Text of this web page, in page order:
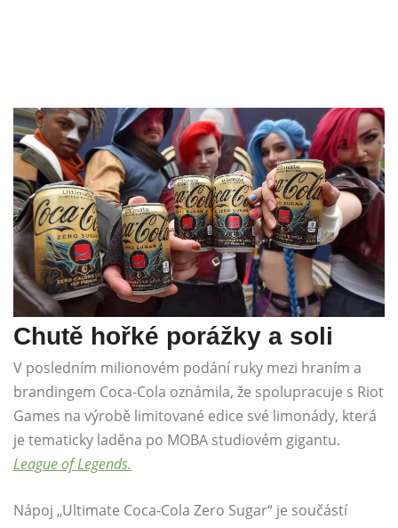
Chutě hořké porážky a soli
V posledním milionovém podání ruky mezi hraním a
brandingem Coca-Cola oznámila, že spolupracuje s Riot
Games na výrobě limitované edice své limonády, která
je tematicky laděna po MOBA studiovém gigantu.
League of Legends.
Nápoj „Ultimate Coca-Cola Zero Sugar“ je součástí